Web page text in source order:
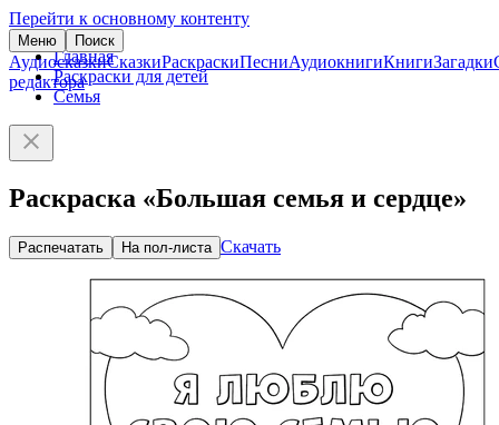
Перейти к основному контенту
Меню Поиск
АудиосказкиСказкиРаскраскиПесниАудиокнигиКнигиЗагадки
редактора
Главная
Раскраски для детей
Семья
Раскраска «Большая семья и сердце»
Распечатать На пол-листа Скачать